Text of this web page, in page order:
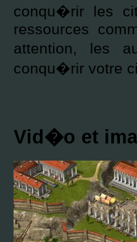
conqu�rir les
ressources
attention, les
conqu�rir votre
Vid�o et